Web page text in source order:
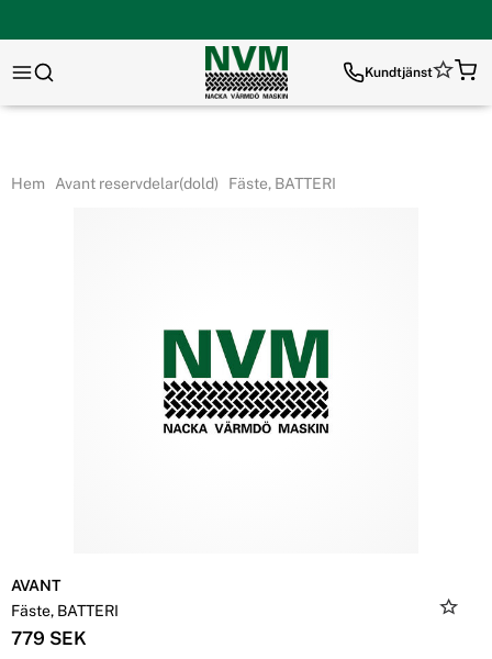
Kundtjänst
Hem Avant reservdelar(dold) Fäste, BATTERI
AVANT
Fäste, BATTERI
779 SEK